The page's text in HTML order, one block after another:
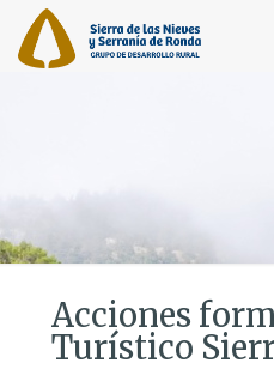
Acciones
Turístico